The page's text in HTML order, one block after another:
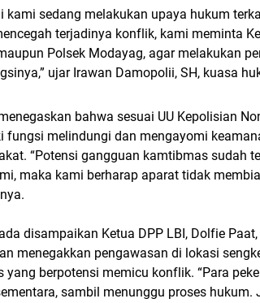
kami sedang melakukan upaya hukum
terjadinya konflik, kami meminta
Polsek Modayag, agar melakukan
ujar Irawan Damopolii, SH, kuasa
bahwa sesuai UU Kepolisian
fungsi melindungi dan mengayomi
“Potensi gangguan kamtibmas sudah
maka kami berharap aparat tidak
disampaikan Ketua DPP LBI, Dolfie
menegakkan pengawasan di lokasi
yang berpotensi memicu konflik. “Para
sambil menunggu proses